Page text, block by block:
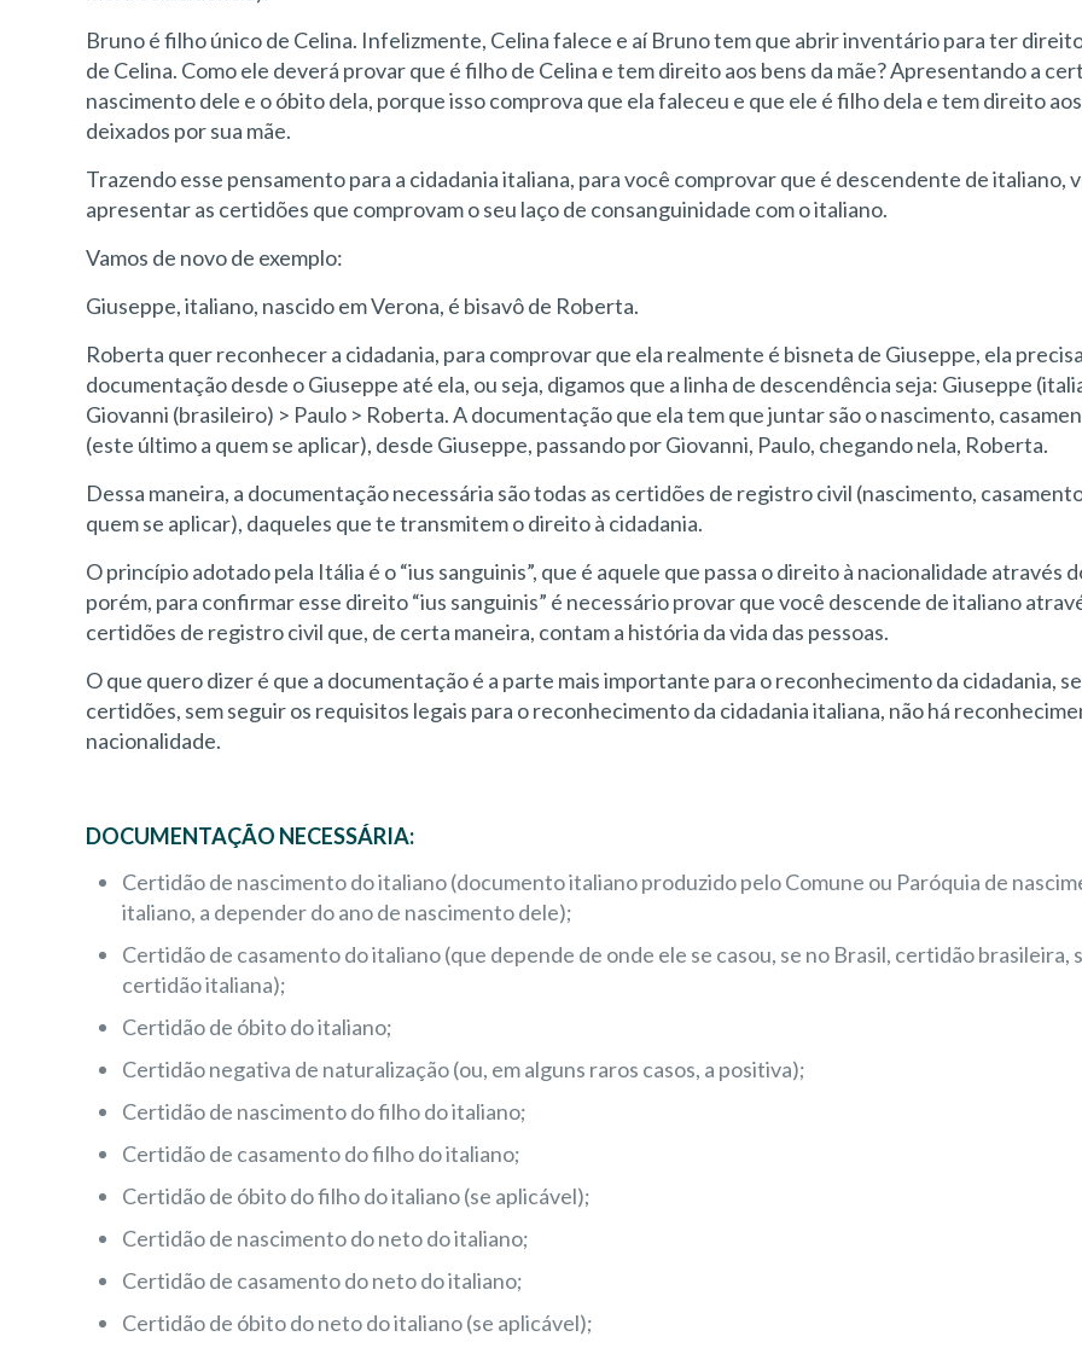
Bruno é filho único de Celina. Infelizmente, Celina falece e aí Bruno tem que abrir inventário para ter
de Celina. Como ele deverá provar que é filho de Celina e tem direito aos bens da mãe? Apresentando a
nascimento dele e o óbito dela, porque isso comprova que ela faleceu e que ele é filho dela e tem direito
deixados por sua mãe.
Trazendo esse pensamento para a cidadania italiana, para você comprovar que é descendente de italiano,
apresentar as certidões que comprovam o seu laço de consanguinidade com o italiano.
Vamos de novo de exemplo:
Giuseppe, italiano, nascido em Verona, é bisavô de Roberta.
Roberta quer reconhecer a cidadania, para comprovar que ela realmente é bisneta de Giuseppe, ela
documentação desde o Giuseppe até ela, ou seja, digamos que a linha de descendência seja: Giuseppe
Giovanni (brasileiro) > Paulo > Roberta. A documentação que ela tem que juntar são o nascimento,
(este último a quem se aplicar), desde Giuseppe, passando por Giovanni, Paulo, chegando nela, Roberta.
Dessa maneira, a documentação necessária são todas as certidões de registro civil (nascimento,
quem se aplicar), daqueles que te transmitem o direito à cidadania.
O princípio adotado pela Itália é o “ius sanguinis”, que é aquele que passa o direito à nacionalidade através
porém, para confirmar esse direito “ius sanguinis” é necessário provar que você descende de italiano
certidões de registro civil que, de certa maneira, contam a história da vida das pessoas.
O que quero dizer é que a documentação é a parte mais importante para o reconhecimento da cidadania,
certidões, sem seguir os requisitos legais para o reconhecimento da cidadania italiana, não há
nacionalidade.
DOCUMENTAÇÃO NECESSÁRIA:
Certidão de nascimento do italiano (documento italiano produzido pelo Comune ou Paróquia de
italiano, a depender do ano de nascimento dele);
Certidão de casamento do italiano (que depende de onde ele se casou, se no Brasil, certidão brasileira,
certidão italiana);
Certidão de óbito do italiano;
Certidão negativa de naturalização (ou, em alguns raros casos, a positiva);
Certidão de nascimento do filho do italiano;
Certidão de casamento do filho do italiano;
Certidão de óbito do filho do italiano (se aplicável);
Certidão de nascimento do neto do italiano;
Certidão de casamento do neto do italiano;
Certidão de óbito do neto do italiano (se aplicável);